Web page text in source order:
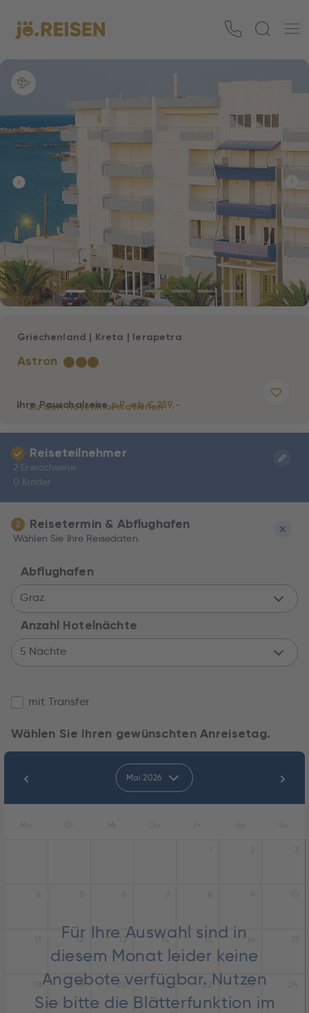
Astron ★★★
Griechenland | Kreta | Ierapetra
Zu den Hotelinformationen
Ihre Pauschalreisep.P. ab € 259,-
Reiseteilnehmer
2 Erwachsene
0 Kinder
2 Reisetermin & Abflughafen
Wählen Sie Ihre Reisedaten.
Abflughafen
Graz
Anzahl Hotelnächte
5 Nächte
mit Transfer
Wählen Sie Ihren gewünschten Anreisetag.
Mai 2026
Für Ihre Auswahl sind in
diesem Monat leider keine
Angebote verfügbar. Nutzen
Sie bitte die Blätterfunktion im
12 13 14 15
19 20 21 22 23